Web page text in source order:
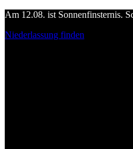
Am 12.08. ist Sonnenfinsternis.
Niederlassung finden